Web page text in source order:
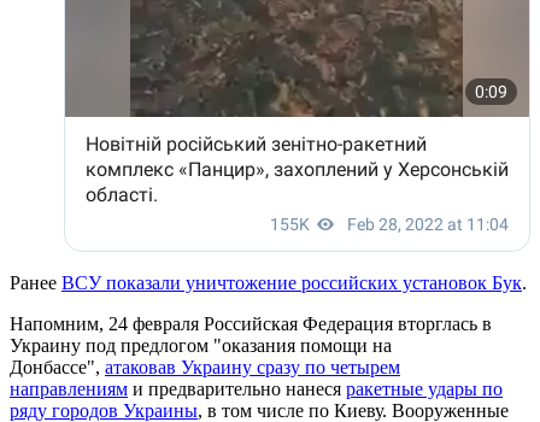
Ранее ВСУ показали уничтожение российских установок Бук.
Напомним, 24 февраля Российская Федерация вторглась в
Украину под предлогом "оказания помощи на
Донбассе", атаковав Украину сразу по четырем
направлениям и предварительно нанеся ракетные удары по
ряду городов Украины, в том числе по Киеву. Вооруженные